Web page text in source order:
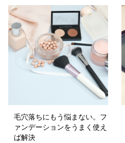
毛穴落ちにもう悩まない。フ
ァンデーションをうまく使え
ば解決